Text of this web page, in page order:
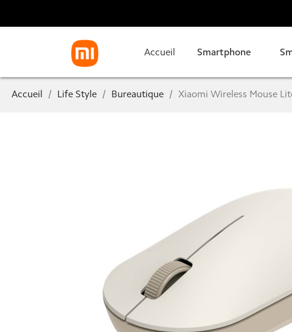
Accueil Smartphone
Accueil Life Style Bureautique Xiaomi Wireless Mouse